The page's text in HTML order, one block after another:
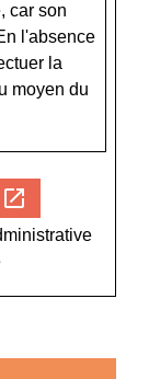
car son
l'absence
la
moyen du
open_in_new